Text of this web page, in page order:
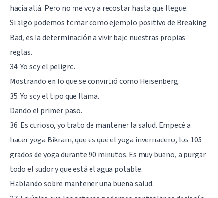
hacia allá. Pero no me voy a recostar hasta que llegue.
Si algo podemos tomar como ejemplo positivo de Breaking
Bad, es la determinación a vivir bajo nuestras propias
reglas.
34. Yo soy el peligro.
Mostrando en lo que se convirtió como Heisenberg.
35. Yo soy el tipo que llama.
Dando el primer paso.
36. Es curioso, yo trato de mantener la salud. Empecé a
hacer yoga Bikram, que es que el yoga invernadero, los 105
grados de yoga durante 90 minutos. Es muy bueno, a purgar
todo el sudor y que está el agua potable.
Hablando sobre mantener una buena salud.